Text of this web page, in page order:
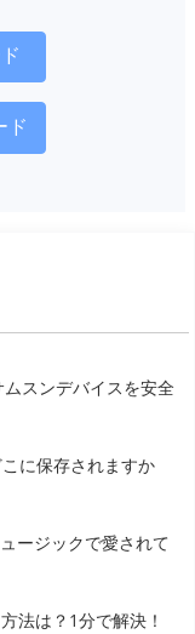
ド
スンデバイスを安全
に保存されますか
ージックで愛されて
法は？1分で解決！